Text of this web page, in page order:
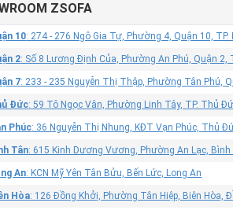
ZSOFA
10: 274 - 276 Ngô Gia Tự, Phường 4, Quận 10, TP.
2: Số 8 Lương Định Của, Phường An Phú, Quận 2,
7: 233 - 235 Nguyễn Thị Thập, Phường Tân Phú,
Đức: 59 Tô Ngọc Vân, Phường Linh Tây, TP. Thủ
Phúc: 36 Nguyễn Thị Nhung, KĐT Vạn Phúc, Thủ
Tân: 615 Kinh Dương Vương, Phường An Lạc, Bình
An: KCN Mỹ Yên Tân Bửu, Bến Lức, Long An
Hòa: 126 Đồng Khởi, Phường Tân Hiệp, Biên Hòa,